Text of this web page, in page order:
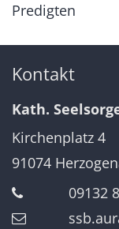
Predigten
Kontakt
Kath.
Kirchenplatz 4
91074
09132